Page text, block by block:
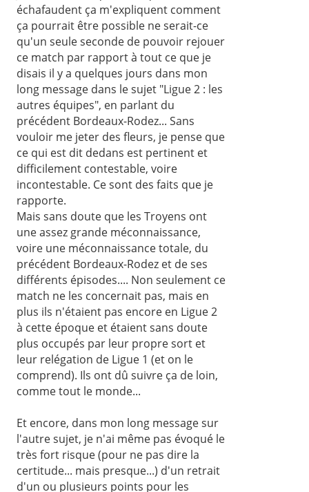
échafaudent ça m'expliquent comment
ça pourrait être possible ne serait-ce
qu'un seule seconde de pouvoir rejouer
ce match par rapport à tout ce que je
disais il y a quelques jours dans mon
long message dans le sujet "Ligue 2 : les
autres équipes", en parlant du
précédent Bordeaux-Rodez... Sans
vouloir me jeter des fleurs, je pense que
ce qui est dit dedans est pertinent et
difficilement contestable, voire
incontestable. Ce sont des faits que je
rapporte.
Mais sans doute que les Troyens ont
une assez grande méconnaissance,
voire une méconnaissance totale, du
précédent Bordeaux-Rodez et de ses
différents épisodes.... Non seulement ce
match ne les concernait pas, mais en
plus ils n'étaient pas encore en Ligue 2
à cette époque et étaient sans doute
plus occupés par leur propre sort et
leur relégation de Ligue 1 (et on le
comprend). Ils ont dû suivre ça de loin,
comme tout le monde...
Et encore, dans mon long message sur
l'autre sujet, je n'ai même pas évoqué le
très fort risque (pour ne pas dire la
certitude... mais presque...) d'un retrait
d'un ou plusieurs points pour les